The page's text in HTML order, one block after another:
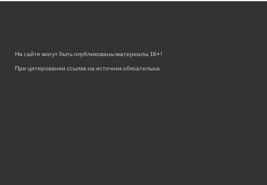
На сайте могут быть опубликованы материалы 18+!
При цитировании ссылка на источник обязательна.